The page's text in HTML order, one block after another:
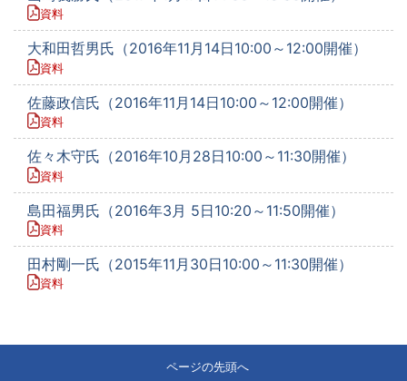
資料
大和田哲男氏（2016年11月14日10:00～12:00開催）
資料
佐藤政信氏（2016年11月14日10:00～12:00開催）
資料
佐々木守氏（2016年10月28日10:00～11:30開催）
資料
島田福男氏（2016年3月 5日10:20～11:50開催）
資料
田村剛一氏（2015年11月30日10:00～11:30開催）
資料
ページの先頭へ